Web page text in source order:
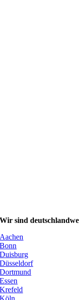
Wir sind
Aachen
Bonn
Duisburg
Düsseldorf
Dortmund
Essen
Krefeld
Köln